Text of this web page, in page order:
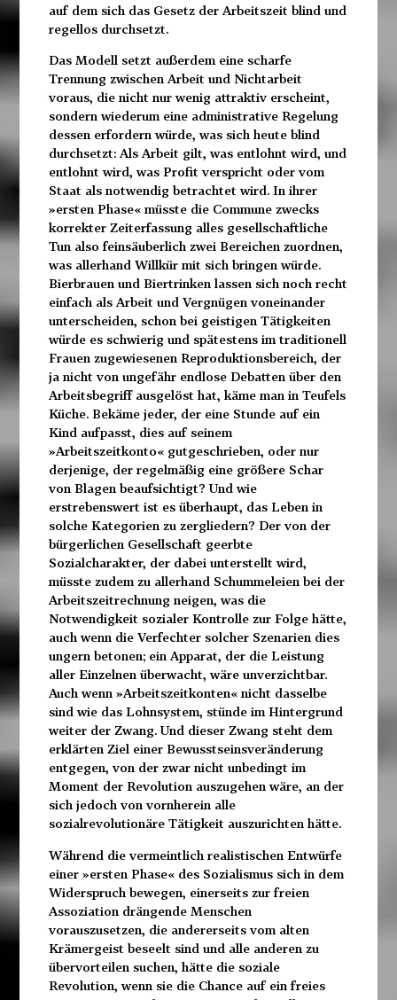
auf dem sich das Gesetz der Arbeitszeit blind und
regellos durchsetzt.
Das Modell setzt außerdem eine scharfe
Trennung zwischen Arbeit und Nichtarbeit
voraus, die nicht nur wenig attraktiv erscheint,
sondern wiederum eine administrative Regelung
dessen erfordern würde, was sich heute blind
durchsetzt: Als Arbeit gilt, was entlohnt wird, und
entlohnt wird, was Profit verspricht oder vom
Staat als notwendig betrachtet wird. In ihrer
»ersten Phase« müsste die Commune zwecks
korrekter Zeiterfassung alles gesellschaftliche
Tun also feinsäuberlich zwei Bereichen zuordnen,
was allerhand Willkür mit sich bringen würde.
Bierbrauen und Biertrinken lassen sich noch recht
einfach als Arbeit und Vergnügen voneinander
unterscheiden, schon bei geistigen Tätigkeiten
würde es schwierig und spätestens im traditionell
Frauen zugewiesenen Reproduktionsbereich, der
ja nicht von ungefähr endlose Debatten über den
Arbeitsbegriff ausgelöst hat, käme man in Teufels
Küche. Bekäme jeder, der eine Stunde auf ein
Kind aufpasst, dies auf seinem
»Arbeitszeitkonto« gutgeschrieben, oder nur
derjenige, der regelmäßig eine größere Schar
von Blagen beaufsichtigt? Und wie
erstrebenswert ist es überhaupt, das Leben in
solche Kategorien zu zergliedern? Der von der
bürgerlichen Gesellschaft geerbte
Sozialcharakter, der dabei unterstellt wird,
müsste zudem zu allerhand Schummeleien bei der
Arbeitszeitrechnung neigen, was die
Notwendigkeit sozialer Kontrolle zur Folge hätte,
auch wenn die Verfechter solcher Szenarien dies
ungern betonen; ein Apparat, der die Leistung
aller Einzelnen überwacht, wäre unverzichtbar.
Auch wenn »Arbeitszeitkonten« nicht dasselbe
sind wie das Lohnsystem, stünde im Hintergrund
weiter der Zwang. Und dieser Zwang steht dem
erklärten Ziel einer Bewusstseinsveränderung
entgegen, von der zwar nicht unbedingt im
Moment der Revolution auszugehen wäre, an der
sich jedoch von vornherein alle
sozialrevolutionäre Tätigkeit auszurichten hätte.
Während die vermeintlich realistischen Entwürfe
einer »ersten Phase« des Sozialismus sich in dem
Widerspruch bewegen, einerseits zur freien
Assoziation drängende Menschen
vorauszusetzen, die andererseits vom alten
Krämergeist beseelt sind und alle anderen zu
übervorteilen suchen, hätte die soziale
Revolution, wenn sie die Chance auf ein freies